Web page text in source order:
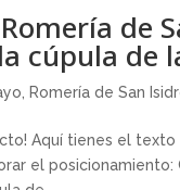
de
cúpula de
Romería de San
Aquí tienes el
el